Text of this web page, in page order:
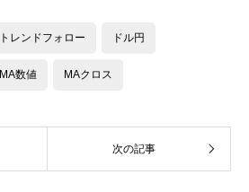
トレンドフォロー ドル円
MA数値 MAクロス
次の記事